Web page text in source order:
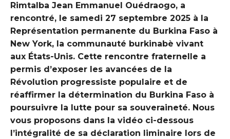
Rimtalba Jean Emmanuel Ouédraogo, a
rencontré, le samedi 27 septembre 2025 à la
Représentation permanente du Burkina Faso à
New York, la communauté burkinabè vivant
aux États-Unis. Cette rencontre fraternelle a
permis d’exposer les avancées de la
Révolution progressiste populaire et de
réaffirmer la détermination du Burkina Faso à
poursuivre la lutte pour sa souveraineté. Nous
vous proposons dans la vidéo ci-dessous
l’intégralité de sa déclaration liminaire lors de